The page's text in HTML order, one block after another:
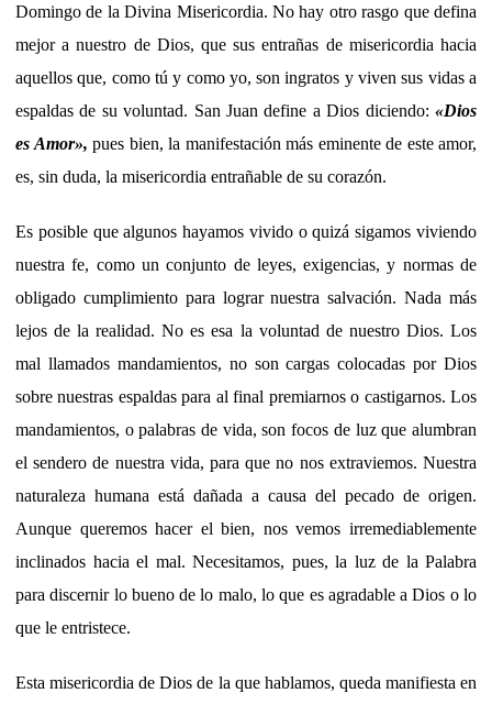
Domingo de la Divina Misericordia. No hay otro rasgo que defina
mejor a nuestro de Dios, que sus entrañas de misericordia hacia
aquellos que, como tú y como yo, son ingratos y viven sus vidas a
espaldas de su voluntad. San Juan define a Dios diciendo: «Dios
es Amor», pues bien, la manifestación más eminente de este amor,
es, sin duda, la misericordia entrañable de su corazón.
Es posible que algunos hayamos vivido o quizá sigamos viviendo
nuestra fe, como un conjunto de leyes, exigencias, y normas de
obligado cumplimiento para lograr nuestra salvación. Nada más
lejos de la realidad. No es esa la voluntad de nuestro Dios. Los
mal llamados mandamientos, no son cargas colocadas por Dios
sobre nuestras espaldas para al final premiarnos o castigarnos. Los
mandamientos, o palabras de vida, son focos de luz que alumbran
el sendero de nuestra vida, para que no nos extraviemos. Nuestra
naturaleza humana está dañada a causa del pecado de origen.
Aunque queremos hacer el bien, nos vemos irremediablemente
inclinados hacia el mal. Necesitamos, pues, la luz de la Palabra
para discernir lo bueno de lo malo, lo que es agradable a Dios o lo
que le entristece.
Esta misericordia de Dios de la que hablamos, queda manifiesta en